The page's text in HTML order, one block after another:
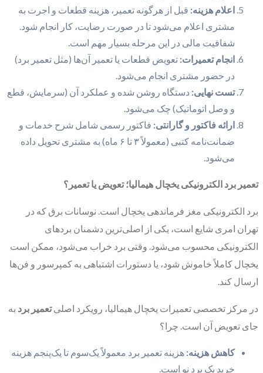
اعلام هزینه: قبل از هرگونه تعمیر، هزینه قطعات و اجرت به
مشتری اعلام می‌شود تا در صورت رضایت، کار انجام شود.
شفافیت مالی در این مرحله بسیار مهم است.
انجام تعمیرات: تعویض قطعات یا تعمیر آن‌ها (مثل تعمیر برد)
در حضور مشتری انجام می‌شود.
تست نهایی: دستگاه روشن شده و عملکرد آن (سرمایش، قطع
و وصل اتوماتیک) چک می‌شود.
ارائه فاکتور و گارانتی: فاکتور رسمی شامل شرح خدمات و
ضمانت‌نامه کتبی (معمولاً ۳ تا ۶ ماه) به مشتری تحویل داده
می‌شود.
تعمیر برد الکترونیکی یخچال هیمالیا؛ تعویض یا تعمیر؟
برد الکترونیکی مغز فرماندهی یخچال است. نوسانات برق که در
تهران امری شایع است، یکی از اصلی‌ترین دشمنان بردهای
الکترونیکی محسوب می‌شود. وقتی برد خراب می‌شود، ممکن است
یخچال کاملاً خاموش شود، یا دستورات اشتباهی به کمپرسور و فن‌ها
ارسال کند.
در مرکز تخصصی تعمیرات یخچال هیمالیا، رویکرد اصلیتعمیر برد به
جای تعویض آن است. چرا؟
کاهش هزینه: هزینه تعمیر برد معمولاً یک‌سوم تا یک‌پنجم هزینه
خرید یک برد نو است.